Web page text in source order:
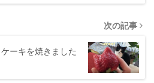
次の記事
ーキを焼きました